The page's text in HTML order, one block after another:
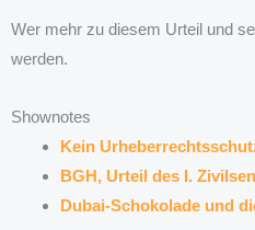
Wer mehr zu diesem Urteil und
werden.
Shownotes
Kein
BGH, Urteil des I.
Dubai-Schokolade und